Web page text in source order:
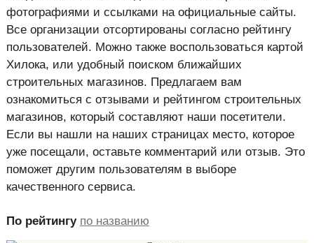
фотографиями и ссылками на официальные сайты.
Все организации отсортированы согласно рейтингу
пользователей. Можно также воспользоваться картой
Хилока, или удобный поиском ближайших
строительных магазинов. Предлагаем вам
ознакомиться с отзывами и рейтингом строительных
магазинов, который составляют наши посетители.
Если вы нашли на наших страницах место, которое
уже посещали, оставьте комментарий или отзыв. Это
поможет другим пользователям в выборе
качественного сервиса.
По рейтингу по названию